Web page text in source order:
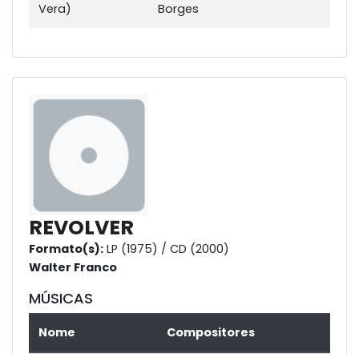
Vera)
Borges
REVOLVER
Formato(s): LP (1975) / CD (2000)
Walter Franco
MÚSICAS
Nome Compositores